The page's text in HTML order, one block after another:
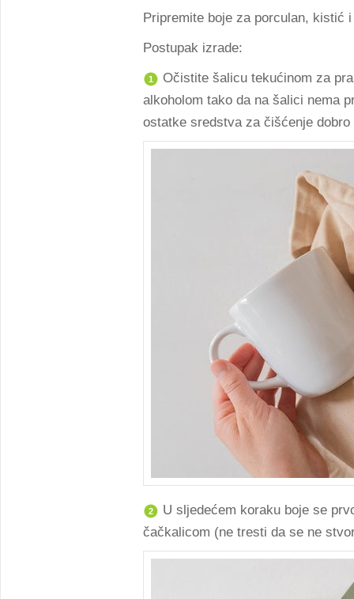
Pripremite boje za porculan, kistić
Postupak izrade:
1
Očistite šalicu tekućinom za
alkoholom tako da na šalici nema
ostatke sredstva za čišćenje
2
U sljedećem koraku boje se
čačkalicom (ne tresti da se ne